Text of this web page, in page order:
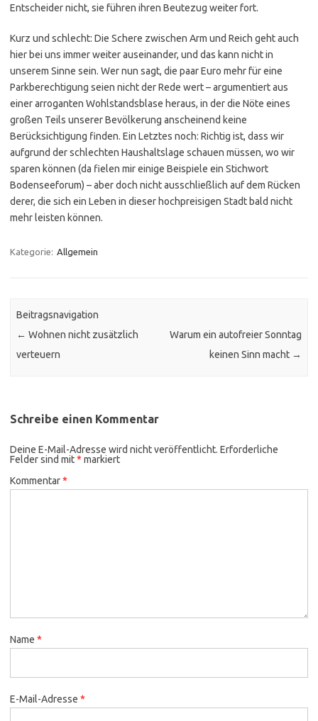
Entscheider nicht, sie führen ihren Beutezug weiter fort.
Kurz und schlecht: Die Schere zwischen Arm und Reich geht auch
hier bei uns immer weiter auseinander, und das kann nicht in
unserem Sinne sein. Wer nun sagt, die paar Euro mehr für eine
Parkberechtigung seien nicht der Rede wert – argumentiert aus
einer arroganten Wohlstandsblase heraus, in der die Nöte eines
großen Teils unserer Bevölkerung anscheinend keine
Berücksichtigung finden. Ein Letztes noch: Richtig ist, dass wir
aufgrund der schlechten Haushaltslage schauen müssen, wo wir
sparen können (da fielen mir einige Beispiele ein Stichwort
Bodenseeforum) – aber doch nicht ausschließlich auf dem Rücken
derer, die sich ein Leben in dieser hochpreisigen Stadt bald nicht
mehr leisten können.
Kategorie: Allgemein
Beitragsnavigation
← Wohnen nicht zusätzlich
verteuern
Warum ein autofreier Sonntag
keinen Sinn macht →
Schreibe einen Kommentar
Deine E-Mail-Adresse wird nicht veröffentlicht. Erforderliche
Felder sind mit* markiert
Kommentar*
Name *
E-Mail-Adresse *